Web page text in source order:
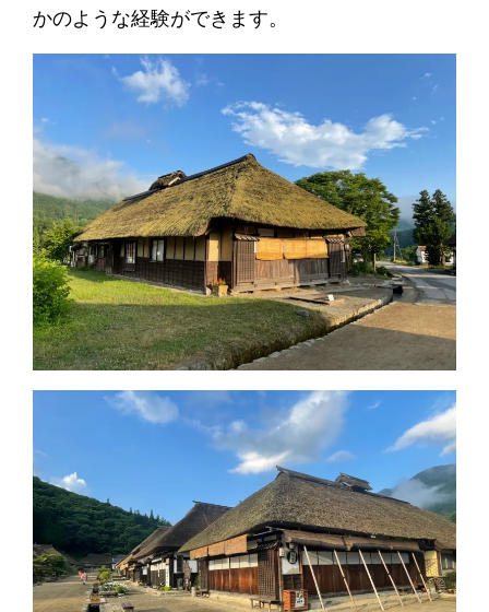
かのような経験ができます。